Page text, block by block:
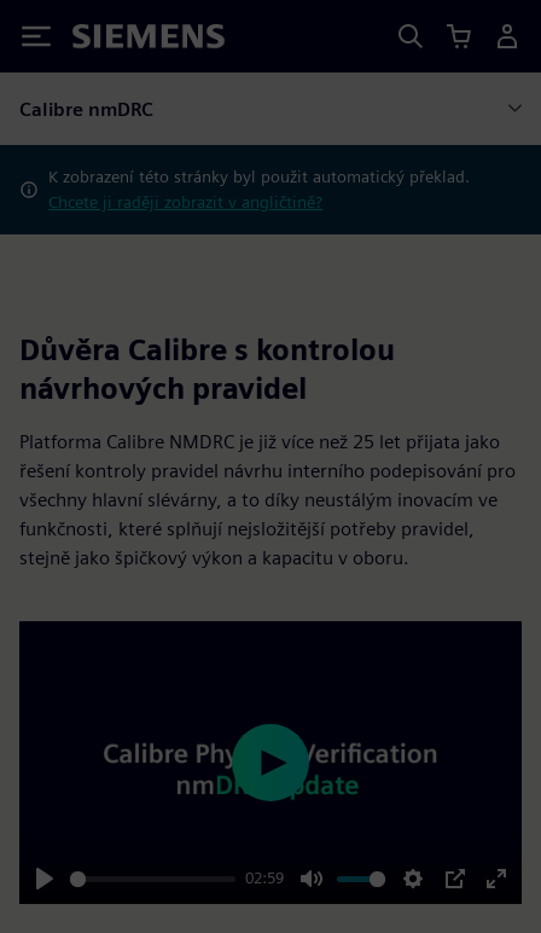
Siemens
Calibre nmDRC
K zobrazení této stránky byl použit automatický překlad.
Chcete ji raději zobrazit v angličtině?
Důvěra Calibre s kontrolou
návrhových pravidel
Platforma Calibre NMDRC je již více než 25 let přijata jako
řešení kontroly pravidel návrhu interního podepisování pro
všechny hlavní slévárny, a to díky neustálým inovacím ve
funkčnosti, které splňují nejsložitější potřeby pravidel,
stejně jako špičkový výkon a kapacitu v oboru.
Play
02:59
Mute Settings
PIP
Enter
Play